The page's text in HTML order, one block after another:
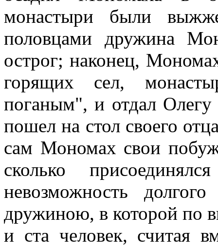
монастыри были
половцами дружина
острог; наконец,
горящих сел,
поганым", и отдал Олегу
пошел на стол своего
сам Мономах свои
сколько
невозможность
дружиною, в которой по
и ста человек, считая